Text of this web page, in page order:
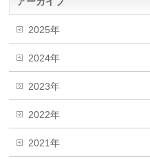
2025年
2024年
2023年
2022年
2021年